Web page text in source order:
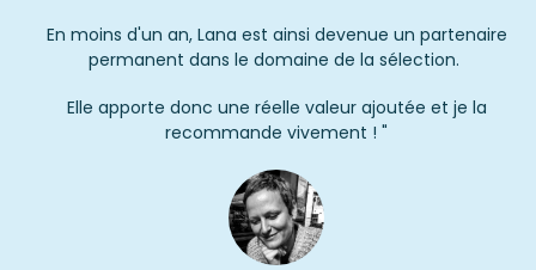
En moins d'un an, Lana est ainsi devenue un partenaire
permanent dans le domaine de la sélection.
Elle apporte donc une réelle valeur ajoutée et je la
recommande vivement ! "